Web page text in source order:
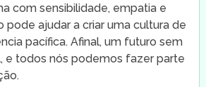
com sensibilidade, empatia e
ajudar a criar uma cultura de
pacífica. Afinal, um futuro sem
e todos nós podemos fazer parte